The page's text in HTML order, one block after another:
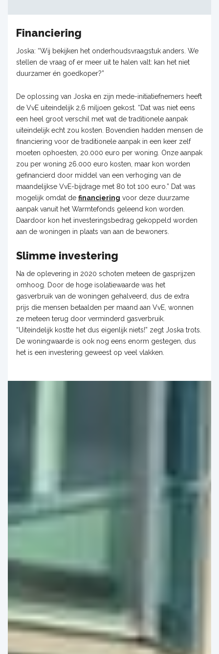
Financiering
Joska: “Wij bekijken het onderhoudsvraagstuk anders. We
stellen de vraag of er meer uit te halen valt: kan het niet
duurzamer én goedkoper?”
De oplossing van Joska en zijn mede-initiatiefnemers heeft
de VvE uiteindelijk 2,6 miljoen gekost. “Dat was niet eens
een heel groot verschil met wat de traditionele aanpak
uiteindelijk echt zou kosten. Bovendien hadden mensen de
financiering voor de traditionele aanpak in een keer zelf
moeten ophoesten, 20.000 euro per woning. Onze aanpak
zou per woning 26.000 euro kosten, maar kon worden
gefinancierd door middel van een verhoging van de
maandelijkse VvE-bijdrage met 80 tot 100 euro.” Dat was
mogelijk omdat de financiering voor deze duurzame
aanpak vanuit het Warmtefonds geleend kon worden.
Daardoor kon het investeringsbedrag gekoppeld worden
aan de woningen in plaats van aan de bewoners.
Slimme investering
Na de oplevering in 2020 schoten meteen de gasprijzen
omhoog. Door de hoge isolatiewaarde was het
gasverbruik van de woningen gehalveerd, dus de extra
prijs die mensen betaalden per maand aan VvE, wonnen
ze meteen terug door verminderd gasverbruik.
“Uiteindelijk kostte het dus eigenlijk niets!” zegt Joska trots.
De woningwaarde is ook nog eens enorm gestegen, dus
het is een investering geweest op veel vlakken.